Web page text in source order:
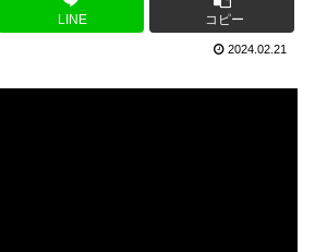
LINE コピー
2024.02.21